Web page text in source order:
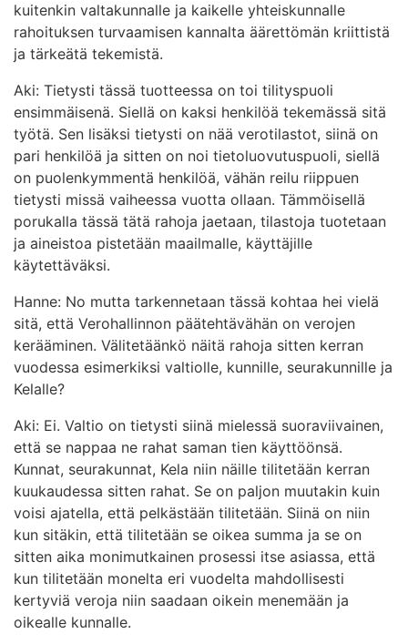
kuitenkin valtakunnalle ja kaikelle yhteiskunnalle
rahoituksen turvaamisen kannalta äärettömän kriittistä
ja tärkeätä tekemistä.
Aki: Tietysti tässä tuotteessa on toi tilityspuoli
ensimmäisenä. Siellä on kaksi henkilöä tekemässä sitä
työtä. Sen lisäksi tietysti on nää verotilastot, siinä on
pari henkilöä ja sitten on noi tietoluovutuspuoli, siellä
on puolenkymmentä henkilöä, vähän reilu riippuen
tietysti missä vaiheessa vuotta ollaan. Tämmöisellä
porukalla tässä tätä rahoja jaetaan, tilastoja tuotetaan
ja aineistoa pistetään maailmalle, käyttäjille
käytettäväksi.
Hanne: No mutta tarkennetaan tässä kohtaa hei vielä
sitä, että Verohallinnon päätehtävähän on verojen
kerääminen. Välitetäänkö näitä rahoja sitten kerran
vuodessa esimerkiksi valtiolle, kunnille, seurakunnille ja
Kelalle?
Aki: Ei. Valtio on tietysti siinä mielessä suoraviivainen,
että se nappaa ne rahat saman tien käyttöönsä.
Kunnat, seurakunnat, Kela niin näille tilitetään kerran
kuukaudessa sitten rahat. Se on paljon muutakin kuin
voisi ajatella, että pelkästään tilitetään. Siinä on niin
kun sitäkin, että tilitetään se oikea summa ja se on
sitten aika monimutkainen prosessi itse asiassa, että
kun tilitetään monelta eri vuodelta mahdollisesti
kertyviä veroja niin saadaan oikein menemään ja
oikealle kunnalle.